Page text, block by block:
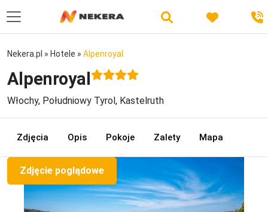
Nekera.pl » Hotele » Alpenroyal
Alpenroyal
Włochy, Południowy Tyrol, Kastelruth
Zdjęcia Opis Pokoje Zalety Mapa
Zdjęcie poglądowe